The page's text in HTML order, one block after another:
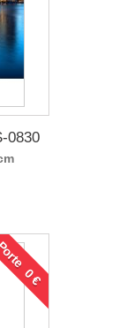
0830
0 €